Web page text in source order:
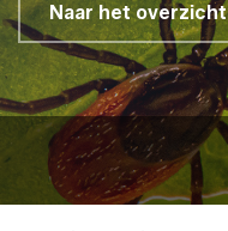
Naar het overzicht